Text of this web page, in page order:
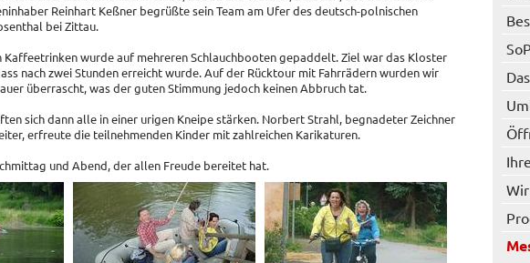
Reinhart Keßner begrüßte sein Team am Ufer des deutsch-polnischen
bei Zittau.
Kaffeetrinken wurde auf mehreren Schlauchbooten gepaddelt. Ziel war das Kloster
nach zwei Stunden erreicht wurde. Auf der Rücktour mit Fahrrädern wurden wir
überrascht, was der guten Stimmung jedoch keinen Abbruch tat.
sich dann alle in einer urigen Kneipe stärken. Norbert Strahl, begnadeter Zeichner
erfreute die teilnehmenden Kinder mit zahlreichen Karikaturen.
und Abend, der allen Freude bereitet hat.